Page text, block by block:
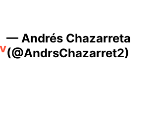
— Andrés Chazarreta
(@AndrsChazarret2)